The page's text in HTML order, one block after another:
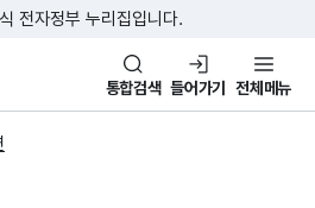
본문 바로가기
주메뉴 바로가기
전자정부 누리집입니다.
나라, 함께 행복
통합검색 들어가기 전체메뉴